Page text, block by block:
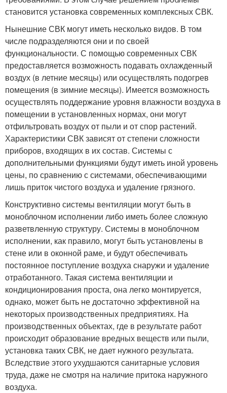
становится установка современных комплексных СВК.
Нынешние СВК могут иметь несколько видов. В том
числе подразделяются они и по своей
функциональности. С помощью современных СВК
предоставляется возможность подавать охлажденный
воздух (в летние месяцы) или осуществлять подогрев
помещения (в зимние месяцы). Имеется возможность
осуществлять поддержание уровня влажности воздуха в
помещении в установленных нормах, они могут
отфильтровать воздух от пыли и от спор растений.
Характеристики СВК зависят от степени сложности
приборов, входящих в их состав. Системы с
дополнительными функциями будут иметь иной уровень
цены, по сравнению с системами, обеспечивающими
лишь приток чистого воздуха и удаление грязного.
Конструктивно системы вентиляции могут быть в
моноблочном исполнении либо иметь более сложную
разветвленную структуру. Системы в моноблочном
исполнении, как правило, могут быть установлены в
стене или в оконной раме, и будут обеспечивать
постоянное поступление воздуха снаружи и удаление
отработанного. Такая система вентиляции и
кондиционирования проста, она легко монтируется,
однако, может быть не достаточно эффективной на
некоторых производственных предприятиях. На
производственных объектах, где в результате работ
происходит образование вредных веществ или пыли,
установка таких СВК, не дает нужного результата.
Вследствие этого ухудшаются санитарные условия
труда, даже не смотря на наличие притока наружного
воздуха.